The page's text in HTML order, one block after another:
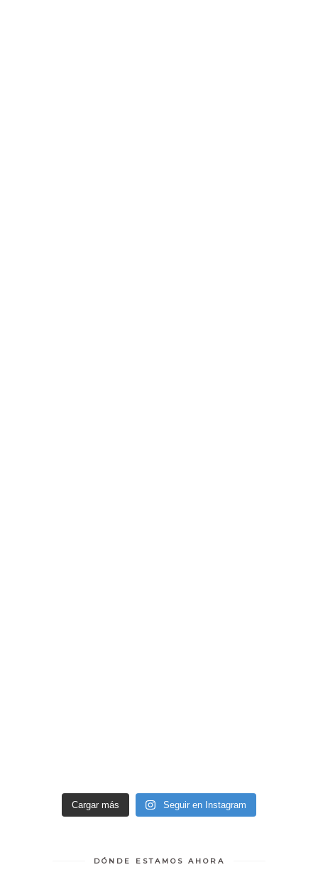
Cargar más Seguir en Instagram
DÓNDE ESTAMOS AHORA